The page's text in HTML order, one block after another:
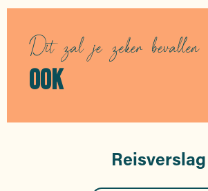
Dit zal je zeker bevallen
OOK
Reisverslag